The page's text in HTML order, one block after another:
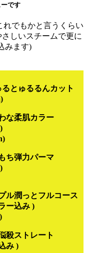
です
れでもかと言うくらい
しいスチームで更に
みます)
とゅるるんカット
な柔肌カラー
ち弾力パーマ
ル潤っとフルコース
ー込み )
殺ストレート
み )